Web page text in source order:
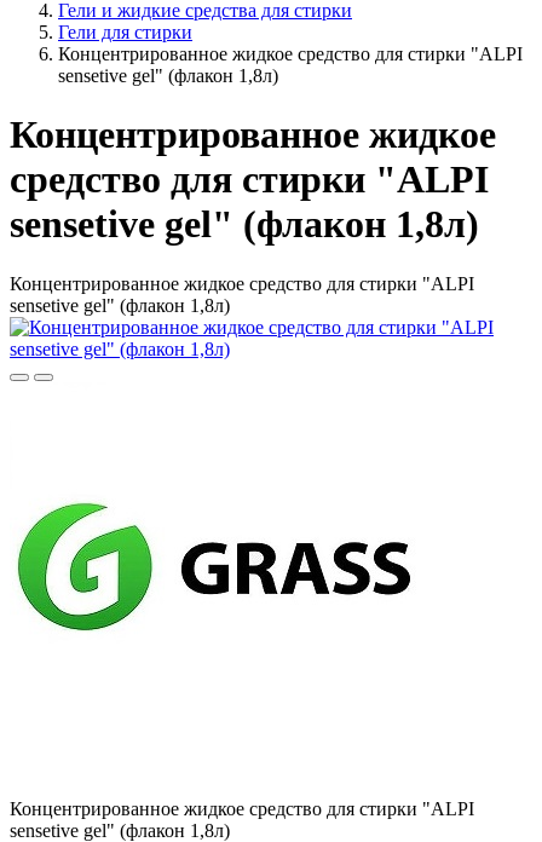
Гели и жидкие средства для стирки
Гели для стирки
Концентрированное жидкое средство для стирки "ALPI
sensetive gel" (флакон 1,8л)
Концентрированное жидкое
средство для стирки "ALPI
sensetive gel" (флакон 1,8л)
Концентрированное жидкое средство для стирки "ALPI
sensetive gel" (флакон 1,8л)
Концентрированное жидкое средство для стирки "ALPI
sensetive gel" (флакон 1,8л)